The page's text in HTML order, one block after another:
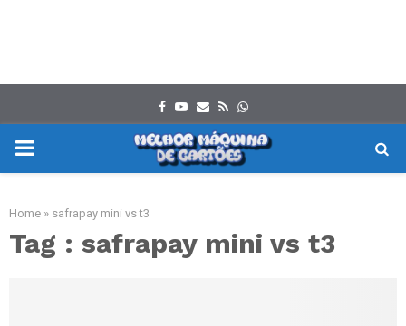
Facebook
Youtube
Email
RssWhatsapp
PRIMARY
Home » safrapay mini vs t3
Tag : safrapay mini vs t3